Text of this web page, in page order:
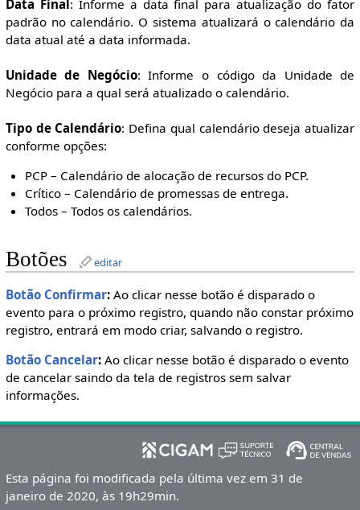
Data Final: Informe a data final para atualização do fator
padrão no calendário. O sistema atualizará o calendário da
data atual até a data informada.
Unidade de Negócio: Informe o código da Unidade de
Negócio para a qual será atualizado o calendário.
Tipo de Calendário: Defina qual calendário deseja atualizar
conforme opções:
PCP – Calendário de alocação de recursos do PCP.
Crítico – Calendário de promessas de entrega.
Todos – Todos os calendários.
Botões editar
Botão Confirmar:Ao clicar nesse botão é disparado o
evento para o próximo registro, quando não constar próximo
registro, entrará em modo criar, salvando o registro.
Botão Cancelar:Ao clicar nesse botão é disparado o evento
de cancelar saindo da tela de registros sem salvar
informações.
Esta página foi modificada pela última vez em 31 de
janeiro de 2020, às 19h29min.